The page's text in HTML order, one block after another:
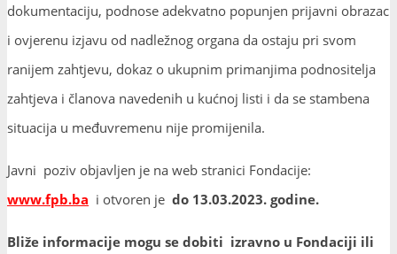
dokumentaciju, podnose adekvatno popunjen prijavni obrazac
i ovjerenu izjavu od nadležnog organa da ostaju pri svom
ranijem zahtjevu, dokaz o ukupnim primanjima podnositelja
zahtjeva i članova navedenih u kućnoj listi i da se stambena
situacija u međuvremenu nije promijenila.
Javni poziv objavljen je na web stranici Fondacije:
www.fpb.ba i otvoren je do 13.03.2023. godine.
Bliže informacije mogu se dobiti izravno u Fondaciji ili